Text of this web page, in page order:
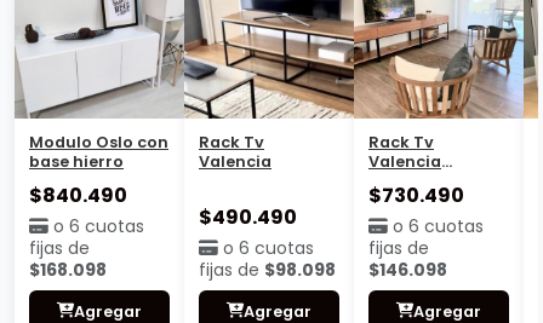
Modulo Oslo con
base hierro
$840.490
o 6 cuotas
fijas de
$168.098
Agregar
Rack Tv
Valencia
$490.490
o 6 cuotas
fijas de $98.098
Agregar
Rack Tv
Valencia
$730.490
o 6 cuotas
fijas de
$146.098
Agregar